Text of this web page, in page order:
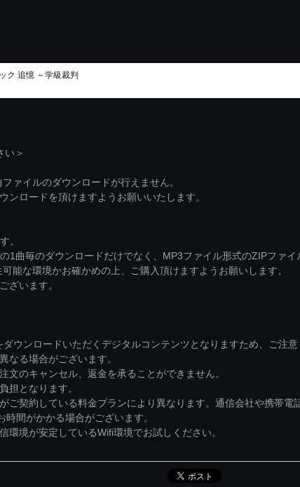
ク 追憶 ～学級裁判
＞
ァイルのダウンロードが行えません。
ロードを頂けますようお願いいたします。
。
曲毎のダウンロードだけでなく、MP3ファイル形式のZIPファイ
能な環境かお確かめの上、ご購入頂けますようお願いします。
ざいます。
ウンロードいただくデジタルコンテンツとなりますため、ご注意
なる場合がございます。
文のキャンセル、返金を承ることができません。
担となります。
ご契約している料金プランにより異なります。通信会社や携帯電
間がかかる場合がございます。
境が安定しているWifi環境でお試しください。